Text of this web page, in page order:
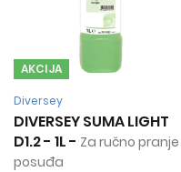
AKCIJA
Diversey
DIVERSEY SUMA LIGHT
D1.2 - 1L- Za ručno pranje
posuđa